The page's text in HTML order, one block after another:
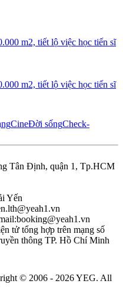
m2, tiết lộ việc học tiến sĩ
m2, tiết lộ việc học tiến sĩ
CineĐời sốngCheck-
Tân Định, quận 1, Tp.HCM
Yến
booking@yeah1.vn
tử tổng hợp trên mạng số
thông TP. Hồ Chí Minh
© 2006 - 2026 YEG. All